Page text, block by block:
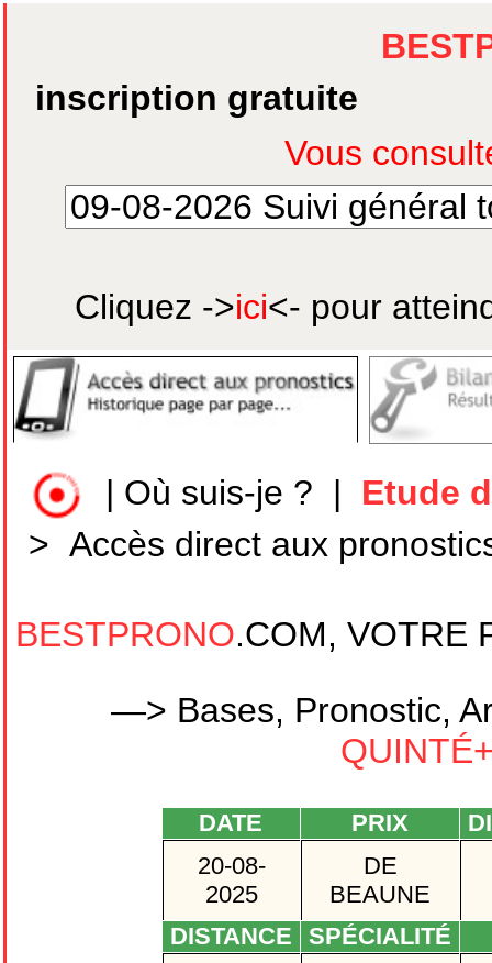
inscription gratuite
Cliquez ->ici<- pour
Où suis-je ?
Etude
>Accès direct aux
BESTPRONO.COM, VOTRE
—> Bases, Pronostic,
DATE PRIX
20-08-
2025
DE
BEAUNE
DISTANCE
SPÉCIALITÉ